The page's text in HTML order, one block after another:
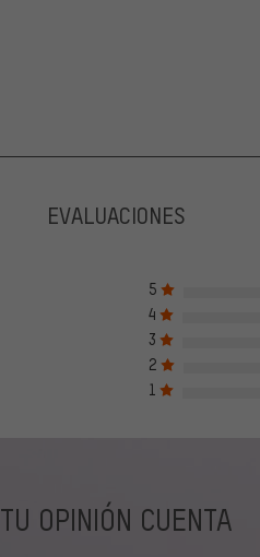
EVALUACIONES
5
4
3
2
1
TU OPINIÓN CUENTA